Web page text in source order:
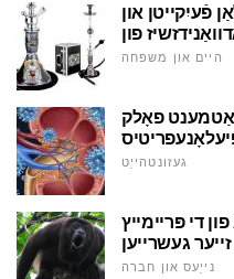
פֿעיִקייטן און
פון
היים און משפּחה
פאָלק
געזונטהייַט
די פּריימייץ
זייער געשרייען
נייַעס און חברה